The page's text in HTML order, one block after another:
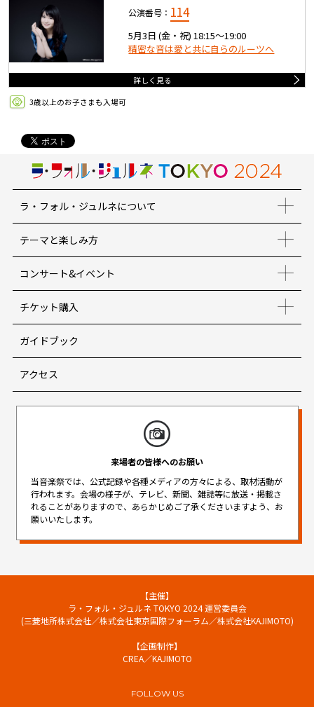
公演番号： 114
5月3日 (金・祝) 18:15〜19:00
精密な音は愛と共に自らのルーツへ
詳しく見る
3歳以上のお子さまも入場可
ラ・フォル・ジュルネについて
テーマと楽しみ方
コンサート&イベント
チケット購入
ガイドブック
アクセス
来場者の皆様へのお願い
当音楽祭では、公式記録や各種メディアの方々による、取材活動が
行われます。 会場の様子が、テレビ、新聞、雑誌等に放送・掲載さ
れることがありますので、 あらかじめご了承くださいますよう、お
願いいたします。
【主催】
ラ・フォル・ジュルネ TOKYO 2024 運営委員会
(三菱地所株式会社／株式会社東京国際フォーラム／株式会社KAJIMOTO)
【企画制作】
CREA／KAJIMOTO
FOLLOW US